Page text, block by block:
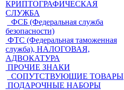
КРИПТОГРАФИЧЕСКАЯ
СЛУЖБА
ФСБ (Федеральная служба
безопасности)
ФТС (Федеральная таможенная
служба), НАЛОГОВАЯ,
АДВОКАТУРА
ПРОЧИЕ ЗНАКИ
СОПУТСТВУЮЩИЕ ТОВАРЫ
ПОДАРОЧНЫЕ НАБОРЫ